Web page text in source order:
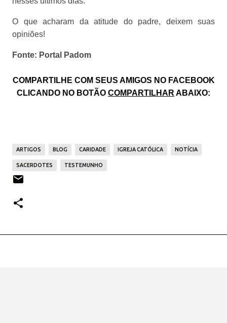
O que acharam da atitude do padre, deixem suas
opiniões!
Fonte: Portal Padom
COMPARTILHE COM SEUS AMIGOS NO FACEBOOK
CLICANDO NO BOTÃO COMPARTILHAR ABAIXO:
ARTIGOS BLOG CARIDADE IGREJA CATÓLICA NOTÍCIA
SACERDOTES TESTEMUNHO